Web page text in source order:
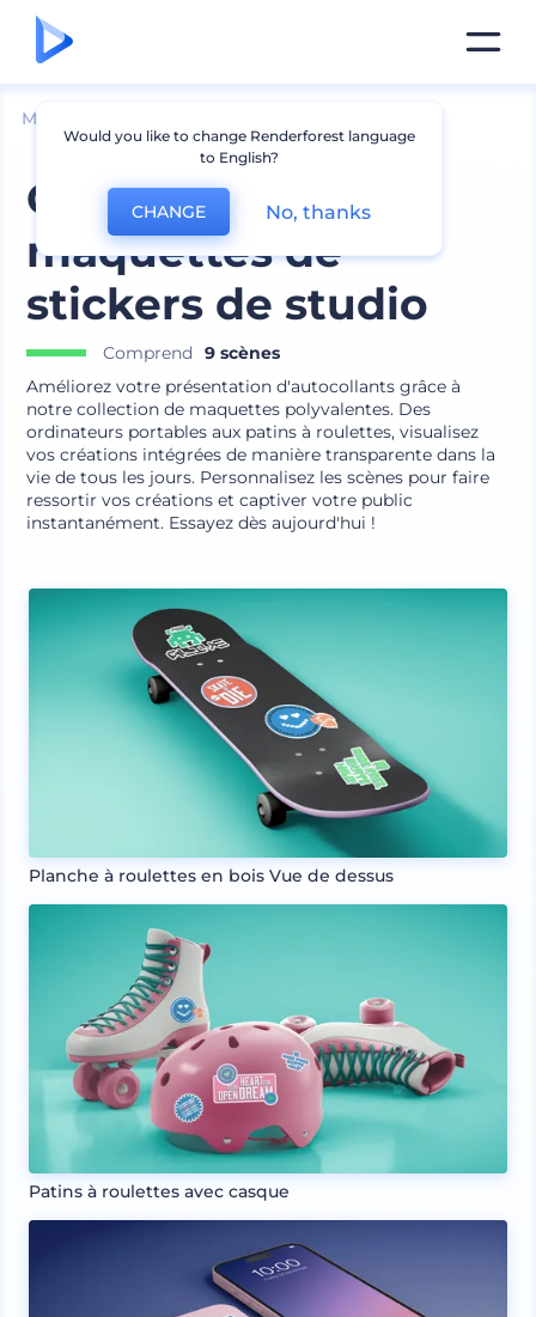
Mockups
Collection de
maquettes de
stickers de studio
Comprend
9 scènes
Améliorez votre présentation d'autocollants grâce à
notre collection de maquettes polyvalentes. Des
ordinateurs portables aux patins à roulettes, visualisez
vos créations intégrées de manière transparente dans la
vie de tous les jours. Personnalisez les scènes pour faire
ressortir vos créations et captiver votre public
instantanément. Essayez dès aujourd'hui !
Planche à roulettes en bois Vue de dessus
Patins à roulettes avec casque
Would you like to change Renderforest language
to English?
CHANGE No, thanks